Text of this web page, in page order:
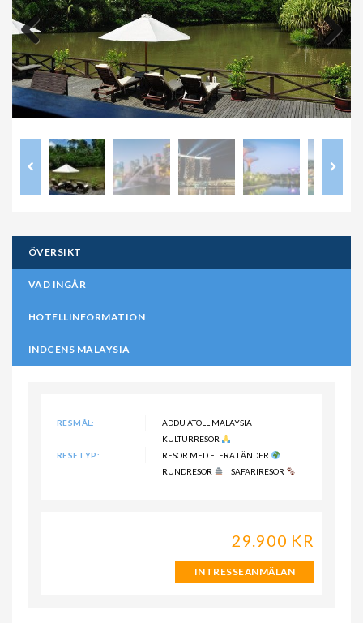
Previous Next
ÖVERSIKT
VAD INGÅR
HOTELLINFORMATION
INDCENS MALAYSIA
RESMÅL: ADDU ATOLL MALAYSIA
RESETYP:
KULTURRESOR
RESOR MED FLERA LÄNDER
RUNDRESOR
SAFARIRESOR
29.900 KR
INTRESSEANMÄLAN